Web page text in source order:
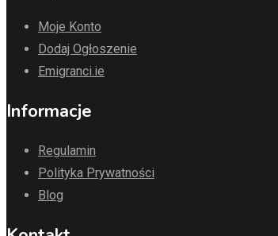
Moje Konto
Dodaj Ogłoszenie
Emigranci.ie
Informacje
Regulamin
Polityka Prywatności
Blog